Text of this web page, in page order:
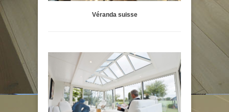
Véranda suisse